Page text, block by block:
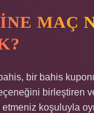
MAÇ
bir bahis
birleştiren
koşuluyla